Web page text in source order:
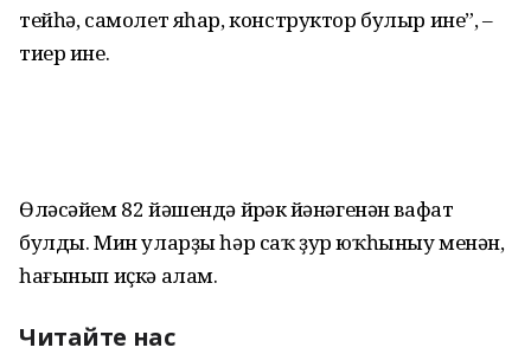
тейһә, самолет яһар, конструктор булыр ине”, –
тиер ине.
Өләсәйем 82 йәшендә йөрәк өйәнәгенән вафат
булды. Мин уларҙы һәр саҡ ҙур юҡһыныу менән,
һағынып иҫкә алам.
Читайте нас